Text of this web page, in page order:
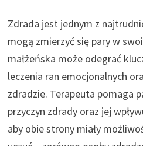
Zdrada jest jednym z
mogą zmierzyć się pary w
małżeńska może odegrać
leczenia ran emocjonalnych
zdradzie. Terapeuta pomaga
przyczyn zdrady oraz jej
aby obie strony miały